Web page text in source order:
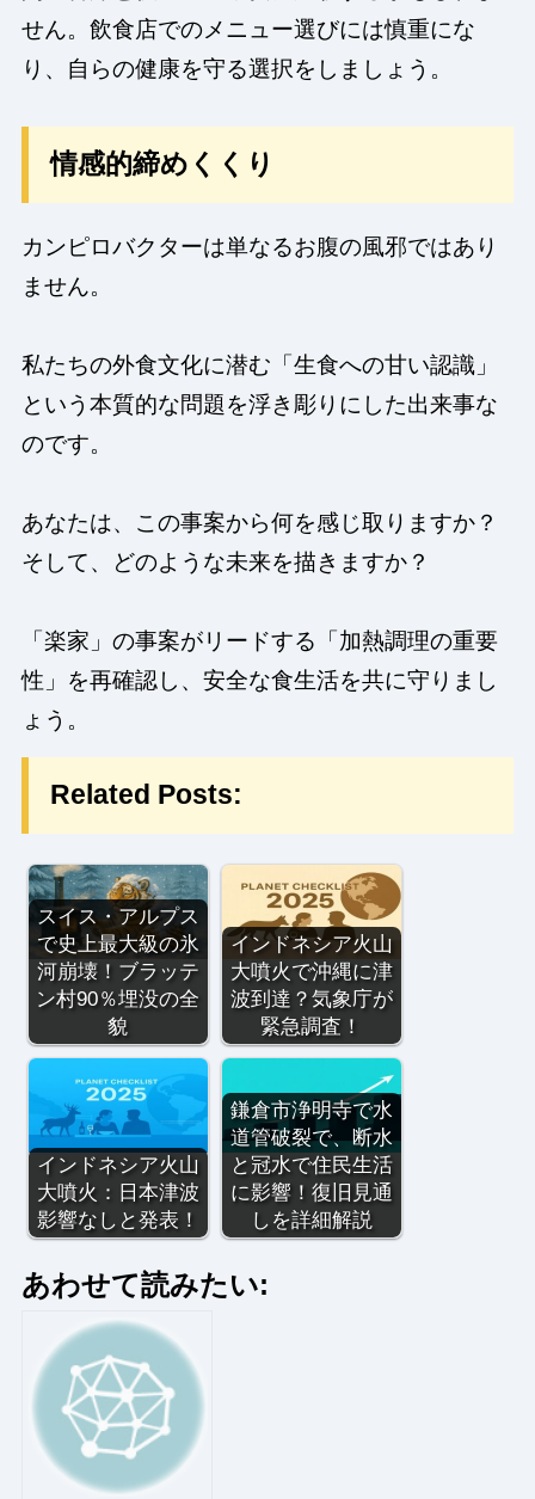
せん。飲食店でのメニュー選びには慎重にな
り、自らの健康を守る選択をしましょう。
情感的締めくくり
カンピロバクターは単なるお腹の風邪ではあり
ません。
私たちの外食文化に潜む「生食への甘い認識」
という本質的な問題を浮き彫りにした出来事な
のです。
あなたは、この事案から何を感じ取りますか？
そして、どのような未来を描きますか？
「楽家」の事案がリードする「加熱調理の重要
性」を再確認し、安全な食生活を共に守りまし
ょう。
Related Posts:
スイス・アルプス
で史上最大級の氷
河崩壊！ブラッテ
ン村90％埋没の全
貌
インドネシア火山
大噴火で沖縄に津
波到達？気象庁が
緊急調査！
インドネシア火山
大噴火：日本津波
影響なしと発表！
鎌倉市浄明寺で水
道管破裂で、断水
と冠水で住民生活
に影響！復旧見通
しを詳細解説
あわせて読みたい: